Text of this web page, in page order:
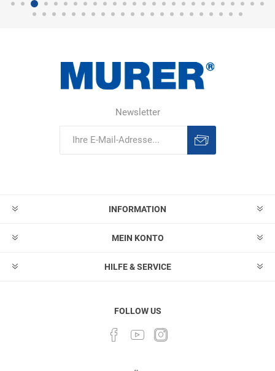
Newsletter
INFORMATION
MEIN KONTO
HILFE & SERVICE
FOLLOW US